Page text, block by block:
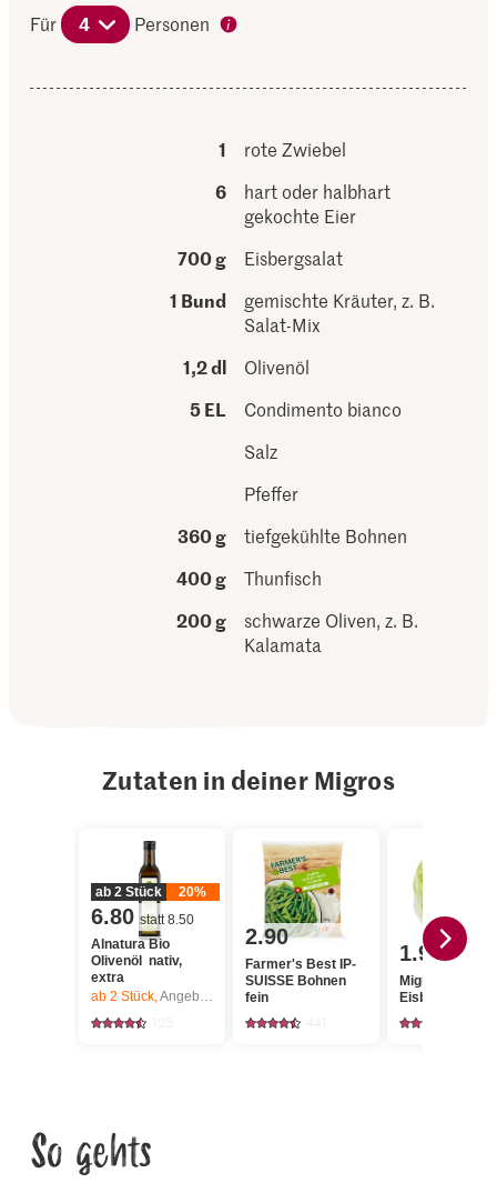
Für 4 Personen
1
rote Zwiebel
6
hart oder halbhart
gekochte Eier
700 g
Eisbergsalat
1 Bund
gemischte Kräuter, z. B.
Salat-Mix
1,2 dl
Olivenöl
5 EL
Condimento bianco
Salz
Pfeffer
360 g
tiefgekühlte Bohnen
400 g
Thunfisch
200 g
schwarze Oliven, z. B.
Kalamata
Zutaten in deiner Migros
ab 2 Stück 20%
6.80 statt 8.50
Alnatura Bio
Olivenöl nativ,
extra
ab 2 Stück,Angebot gilt nur vom 6.8. bis 12.8.2026, solange Vorrat.
2.90
Farmer's Best IP-
SUISSE Bohnen
fein
1.95
Migros
Eisbergsalat
So gehts